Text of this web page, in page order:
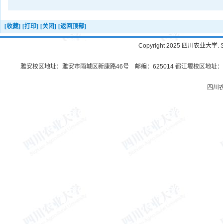
[收藏] [打印] [关闭] [返回顶部]
Copyright 2025 四川农业大学.
雅安校区地址：雅安市雨城区新康路46号 邮编：625014 都江堰校区地址
四川